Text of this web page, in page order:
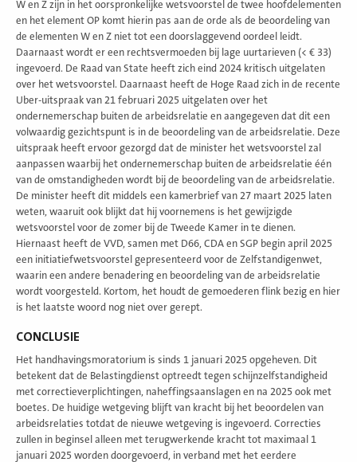
W en Z zijn in het oorspronkelijke wetsvoorstel de twee hoofdelementen
en het element OP komt hierin pas aan de orde als de beoordeling van
de elementen W en Z niet tot een doorslaggevend oordeel leidt.
Daarnaast wordt er een rechtsvermoeden bij lage uurtarieven (< € 33)
ingevoerd. De Raad van State heeft zich eind 2024 kritisch uitgelaten
over het wetsvoorstel. Daarnaast heeft de Hoge Raad zich in de recente
Uber-uitspraak van 21 februari 2025 uitgelaten over het
ondernemerschap buiten de arbeidsrelatie en aangegeven dat dit een
volwaardig gezichtspunt is in de beoordeling van de arbeidsrelatie. Deze
uitspraak heeft ervoor gezorgd dat de minister het wetsvoorstel zal
aanpassen waarbij het ondernemerschap buiten de arbeidsrelatie één
van de omstandigheden wordt bij de beoordeling van de arbeidsrelatie.
De minister heeft dit middels een kamerbrief van 27 maart 2025 laten
weten, waaruit ook blijkt dat hij voornemens is het gewijzigde
wetsvoorstel voor de zomer bij de Tweede Kamer in te dienen.
Hiernaast heeft de VVD, samen met D66, CDA en SGP begin april 2025
een initiatiefwetsvoorstel gepresenteerd voor de Zelfstandigenwet,
waarin een andere benadering en beoordeling van de arbeidsrelatie
wordt voorgesteld. Kortom, het houdt de gemoederen flink bezig en hier
is het laatste woord nog niet over gerept.
CONCLUSIE
Het handhavingsmoratorium is sinds 1 januari 2025 opgeheven. Dit
betekent dat de Belastingdienst optreedt tegen schijnzelfstandigheid
met correctieverplichtingen, naheffingsaanslagen en na 2025 ook met
boetes. De huidige wetgeving blijft van kracht bij het beoordelen van
arbeidsrelaties totdat de nieuwe wetgeving is ingevoerd. Correcties
zullen in beginsel alleen met terugwerkende kracht tot maximaal 1
januari 2025 worden doorgevoerd, in verband met het eerdere